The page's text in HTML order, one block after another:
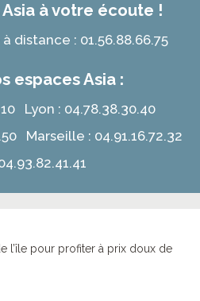
à votre écoute !
distance : 01.56.88.66.75
espaces Asia :
Lyon : 04.78.38.30.40
Marseille : 04.91.16.72.32
l’île pour profiter à prix doux de